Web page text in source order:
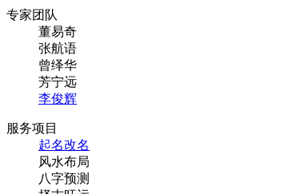
专家团队
董易奇
张航语
曾绎华
芳宁远
李俊辉
服务项目
起名改名
风水布局
八字预测